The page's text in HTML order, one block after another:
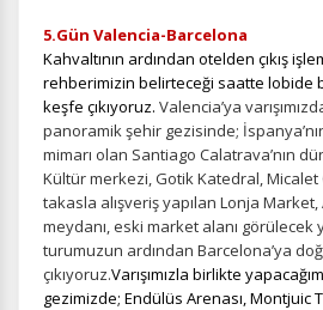
Tercihleri
5.Gün Valencia-Barcelona
Kahvaltının ardından otelden çıkış
rehberimizin belirteceği saatte lobide
keşfe çıkıyoruz. Valencia’ya
panoramik şehir gezisinde;
mimarı olan Santiago Calatrava’nın
Kültür merkezi, Gotik Katedral, Micalet
takasla alışveriş yapılan Lonja
meydanı, eski market alanı görülecek
turumuzun ardından Barcelona’ya
çıkıyoruz.Varışımızla birlikte
gezimizde; Endülüs Arenası, Montjuic